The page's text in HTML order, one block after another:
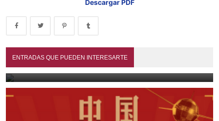
Descargar PDF
ENTRADAS QUE PUEDEN INTERESARTE
Mis mayores y paisanos (1990)
July 13, 2026